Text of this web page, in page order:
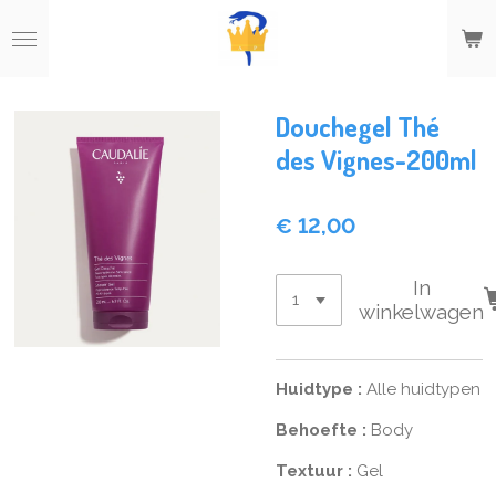
direct
Douchegel Thé
des Vignes-200ml
€ 12,00
In
winkelwagen
Huidtype : Alle huidtypen
Behoefte : Body
Textuur : Gel